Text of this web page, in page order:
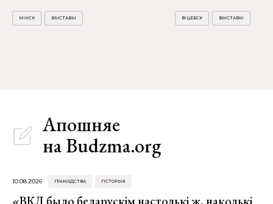
МІНСК ВЫСТАВЫ ВІЦЕБСК ВЫСТАВЫ
Апошняе
на Budzma.org
10.08.2026 ГРАМАДСТВА ГІСТОРЫЯ